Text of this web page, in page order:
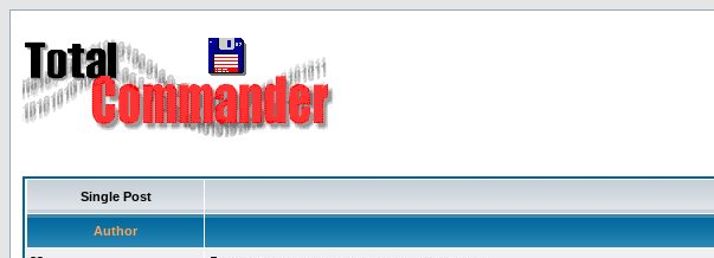
Single Post
Author